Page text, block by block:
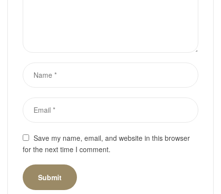
Save my name, email, and website in this browser
for the next time I comment.